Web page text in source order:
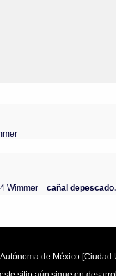
Wimmer cañal depescado.
de México [Ciudad